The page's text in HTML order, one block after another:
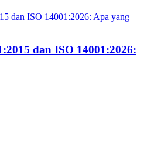
dan ISO 14001:2026: